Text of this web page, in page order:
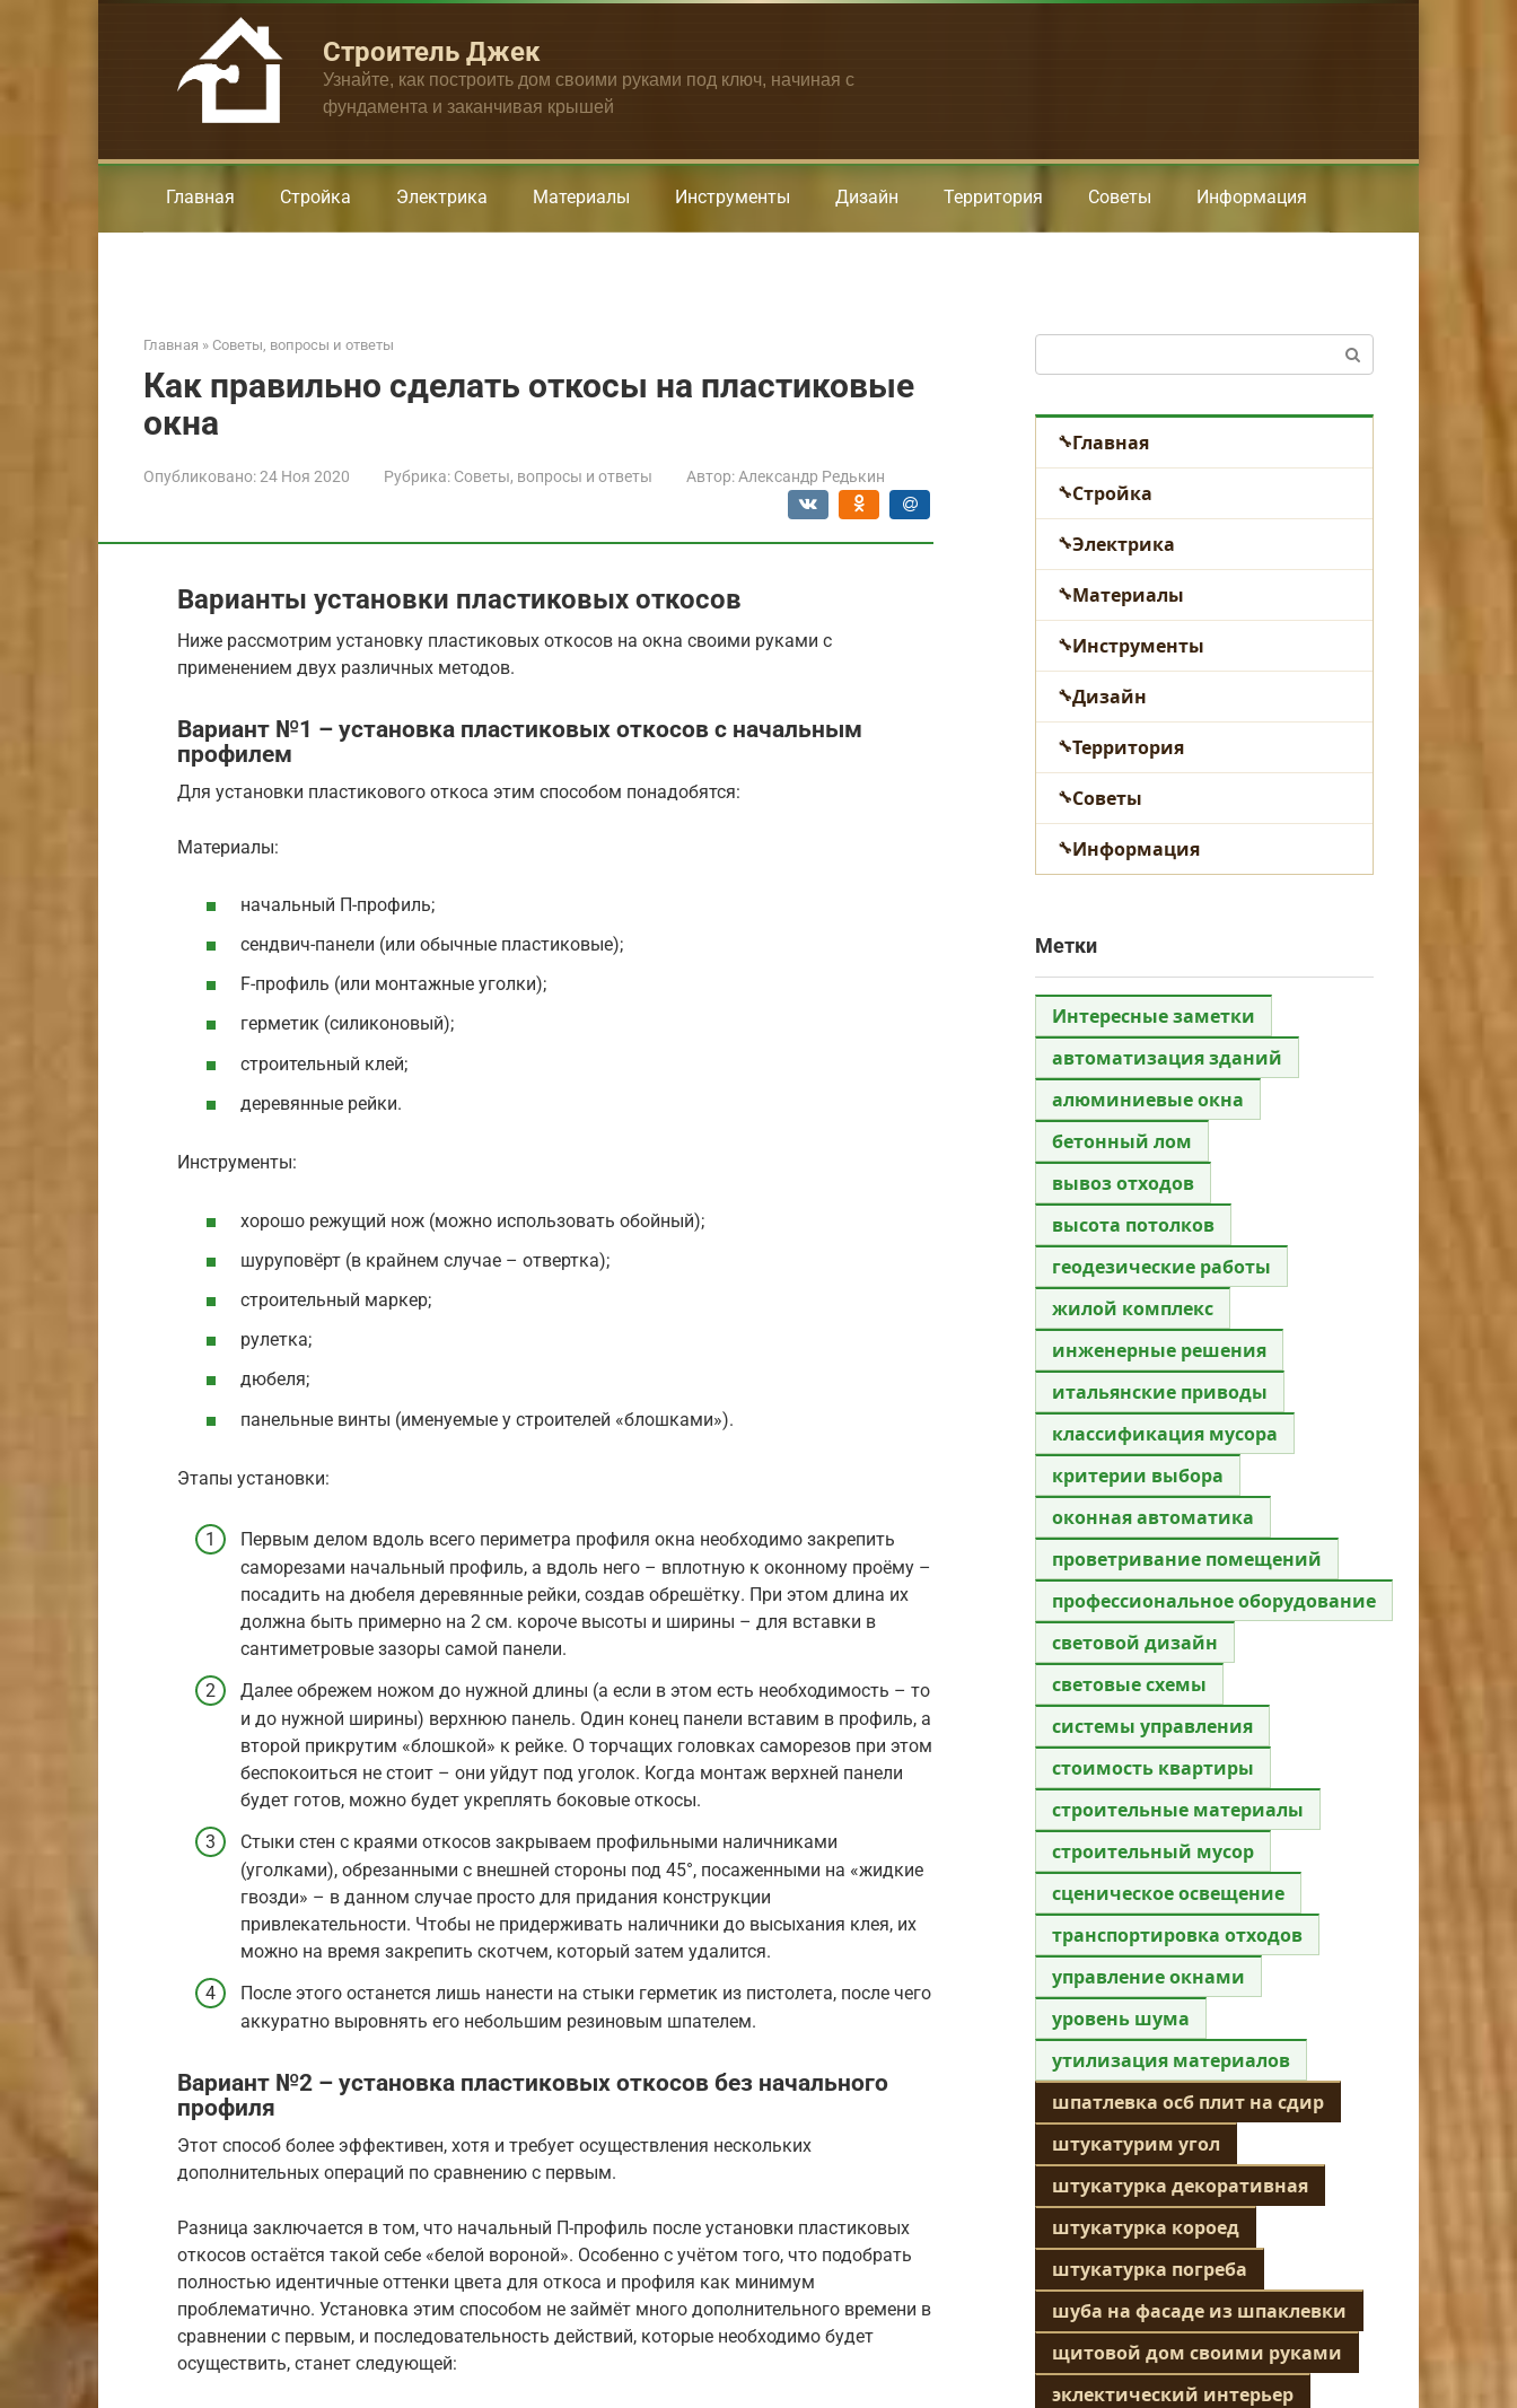
Строитель Джек
Узнайте, как построить дом своими руками под ключ, начиная с
фундамента и заканчивая крышей
Главная Стройка Электрика Материалы Инструменты Дизайн Территория Советы Информация
Главная » Советы, вопросы и ответы
Как правильно сделать откосы на пластиковые
окна
Опубликовано:24 Ноя 2020 Рубрика: Советы, вопросы и ответы Автор: Александр Редькин
Варианты установки пластиковых откосов
Ниже рассмотрим установку пластиковых откосов на окна своими руками с
применением двух различных методов.
Вариант №1 – установка пластиковых откосов с начальным
профилем
Для установки пластикового откоса этим способом понадобятся:
Материалы:
начальный П-профиль;
сендвич-панели (или обычные пластиковые);
F-профиль (или монтажные уголки);
герметик (силиконовый);
строительный клей;
деревянные рейки.
Инструменты:
хорошо режущий нож (можно использовать обойный);
шуруповёрт (в крайнем случае – отвертка);
строительный маркер;
рулетка;
дюбеля;
панельные винты (именуемые у строителей «блошками»).
Этапы установки:
Первым делом вдоль всего периметра профиля окна необходимо закрепить
саморезами начальный профиль, а вдоль него – вплотную к оконному проёму –
посадить на дюбеля деревянные рейки, создав обрешётку. При этом длина их
должна быть примерно на 2 см. короче высоты и ширины – для вставки в
сантиметровые зазоры самой панели.
Далее обрежем ножом до нужной длины (а если в этом есть необходимость – то
и до нужной ширины) верхнюю панель. Один конец панели вставим в профиль, а
второй прикрутим «блошкой» к рейке. О торчащих головках саморезов при этом
беспокоиться не стоит – они уйдут под уголок. Когда монтаж верхней панели
будет готов, можно будет укреплять боковые откосы.
Стыки стен с краями откосов закрываем профильными наличниками
(уголками), обрезанными с внешней стороны под 45°, посаженными на «жидкие
гвозди» – в данном случае просто для придания конструкции
привлекательности. Чтобы не придерживать наличники до высыхания клея, их
можно на время закрепить скотчем, который затем удалится.
После этого останется лишь нанести на стыки герметик из пистолета, после чего
аккуратно выровнять его небольшим резиновым шпателем.
Вариант №2 – установка пластиковых откосов без начального
профиля
Этот способ более эффективен, хотя и требует осуществления нескольких
дополнительных операций по сравнению с первым.
Разница заключается в том, что начальный П-профиль после установки пластиковых
откосов остаётся такой себе «белой вороной». Особенно с учётом того, что подобрать
полностью идентичные оттенки цвета для откоса и профиля как минимум
проблематично. Установка этим способом не займёт много дополнительного времени в
сравнении с первым, и последовательность действий, которые необходимо будет
осуществить, станет следующей:
Главная
Стройка
Электрика
Материалы
Инструменты
Дизайн
Территория
Советы
Информация
Метки
Интересные заметки
автоматизация зданий
алюминиевые окна
бетонный лом
вывоз отходов
высота потолков
геодезические работы
жилой комплекс
инженерные решения
итальянские приводы
классификация мусора
критерии выбора
оконная автоматика
проветривание помещений
профессиональное оборудование
световой дизайн
световые схемы
системы управления
стоимость квартиры
строительные материалы
строительный мусор
сценическое освещение
транспортировка отходов
управление окнами
уровень шума
утилизация материалов
шпатлевка осб плит на сдир
штукатурим угол
штукатурка декоративная
штукатурка короед
штукатурка погреба
шуба на фасаде из шпаклевки
щитовой дом своими руками
эклектический интерьер